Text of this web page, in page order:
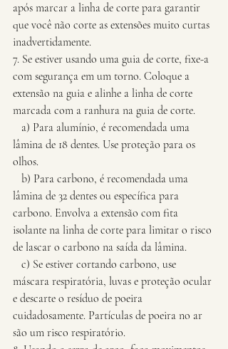
após marcar a linha de corte para garantir
que você não corte as extensões muito curtas
inadvertidamente.
7. Se estiver usando uma guia de corte, fixe-a
com segurança em um torno. Coloque a
extensão na guia e alinhe a linha de corte
marcada com a ranhura na guia de corte.
a) Para alumínio, é recomendada uma
lâmina de 18 dentes. Use proteção para os
olhos.
b) Para carbono, é recomendada uma
lâmina de 32 dentes ou específica para
carbono. Envolva a extensão com fita
isolante na linha de corte para limitar o risco
de lascar o carbono na saída da lâmina.
c) Se estiver cortando carbono, use
máscara respiratória, luvas e proteção ocular
e descarte o resíduo de poeira
cuidadosamente. Partículas de poeira no ar
são um risco respiratório.